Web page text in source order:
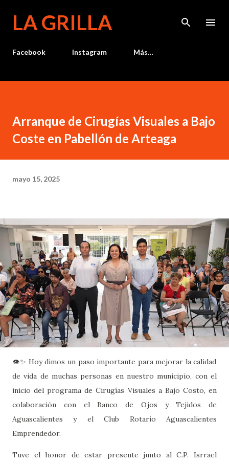
LA GRILLA
Facebook Instagram Más…
Arranque de Cirugías Visuales a Bajo
Coste en Pabellón de Arteaga
mayo 15, 2025
👁️✨ Hoy dimos un paso importante para mejorar la calidad
de vida de muchas personas en nuestro municipio, con el
inicio del programa de Cirugías Visuales a Bajo Costo, en
colaboración con el Banco de Ojos y Tejidos de
Aguascalientes y el Club Rotario Aguascalientes
Emprendedor.
Tuve el honor de estar presente junto al C.P. Isrrael